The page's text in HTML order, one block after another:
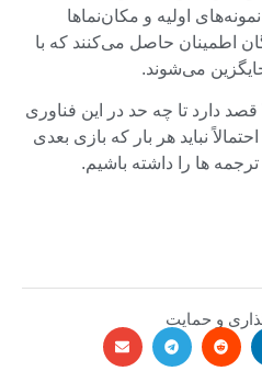
اولیه و مکان‌نماها
اطمینان حاصل می‌کنند که با
مشخص نیست که Warhorse قصد دارد تا چه حد در این فناوری
نباید هر بار که بازی بعدی
ها را داشته باشیم.
و حمایت